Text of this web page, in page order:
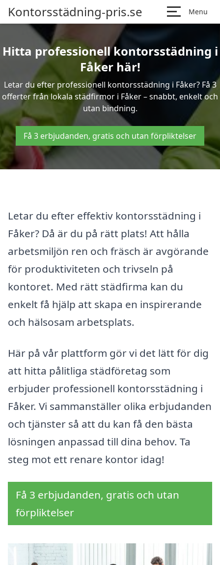
Kontorsstädning-pris.se Menu
Hitta professionell kontorsstädning i
Fåker här!
Letar du efter professionell kontorsstädning i Fåker? Få 3
offerter från lokala städfirmor i Fåker – snabbt, enkelt och
utan bindning.
Få 3 erbjudanden, gratis och utan förpliktelser
Letar du efter effektiv kontorsstädning i
Fåker? Då är du på rätt plats! Att hålla
arbetsmiljön ren och fräsch är avgörande
för produktiviteten och trivseln på
kontoret. Med rätt städfirma kan du
enkelt få hjälp att skapa en inspirerande
och hälsosam arbetsplats.
Här på vår plattform gör vi det lätt för dig
att hitta pålitliga städföretag som
erbjuder professionell kontorsstädning i
Fåker. Vi sammanställer olika erbjudanden
och tjänster så att du kan få den bästa
lösningen anpassad till dina behov. Ta
steg mot ett renare kontor idag!
Få 3 erbjudanden, gratis och utan
förpliktelser